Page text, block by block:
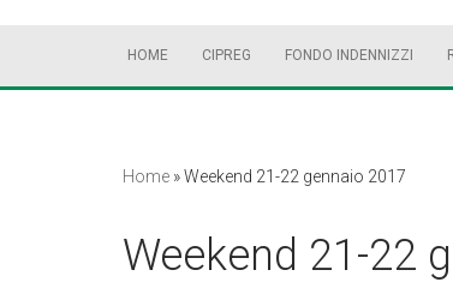
HOME CIPREG FONDO INDENNIZZI
Home »Weekend 21-22 gennaio 2017
Weekend 21-22